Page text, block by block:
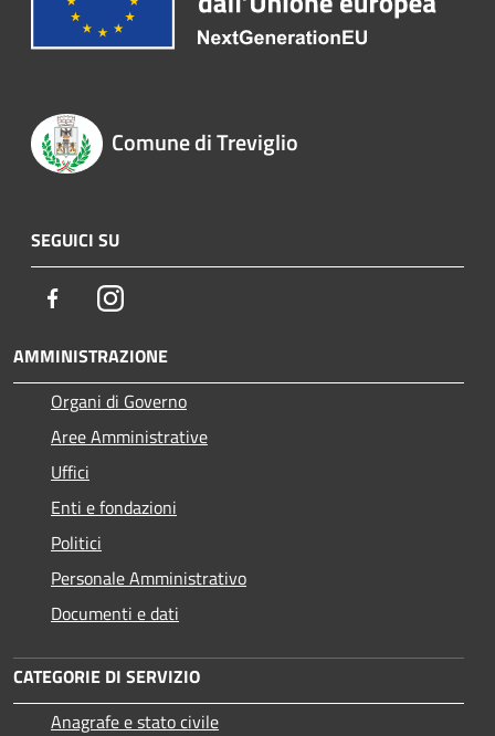
Comune di Treviglio
SEGUICI SU
FacebookInstagram
AMMINISTRAZIONE
Organi di Governo
Aree Amministrative
Uffici
Enti e fondazioni
Politici
Personale Amministrativo
Documenti e dati
CATEGORIE DI SERVIZIO
Anagrafe e stato civile